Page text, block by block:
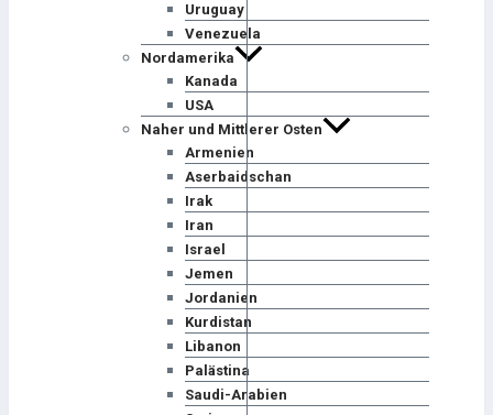
Uruguay
Venezuela
Nordamerika
Kanada
USA
Naher und Mittlerer Osten
Armenien
Aserbaidschan
Irak
Iran
Israel
Jemen
Jordanien
Kurdistan
Libanon
Palästina
Saudi-Arabien